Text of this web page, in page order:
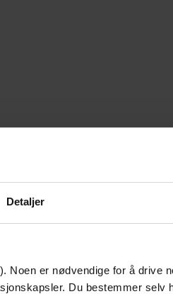
Detaljer
Noen er nødvendige for å drive
Du bestemmer selv